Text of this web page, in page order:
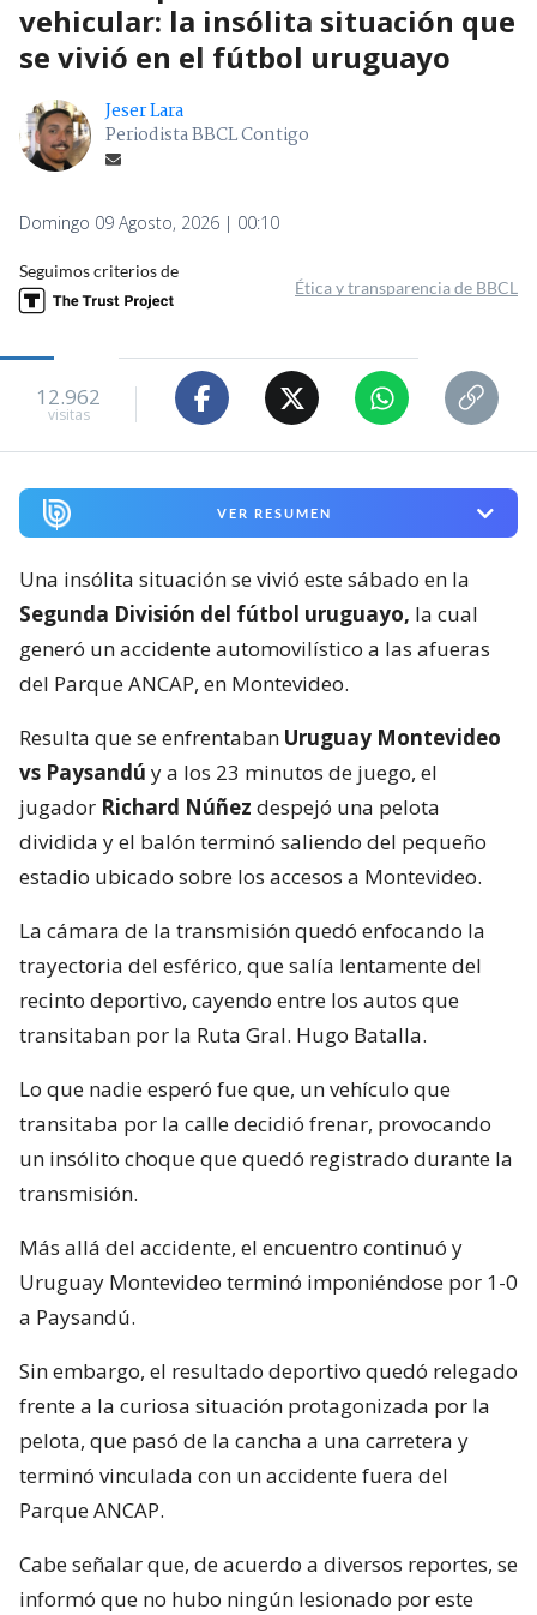
vehicular: la insólita situación que
se vivió en el fútbol uruguayo
Jeser Lara
Periodista BBCL Contigo
Domingo 09 Agosto, 2026 | 00:10
Seguimos criterios de
Ética y transparencia de BBCL
12.962
visitas
VER RESUMEN
Una insólita situación se vivió este sábado en la
Segunda División del fútbol uruguayo, la cual
generó un accidente automovilístico a las afueras
del Parque ANCAP, en Montevideo.
Resulta que se enfrentaban Uruguay Montevideo
vs Paysandú y a los 23 minutos de juego, el
jugador Richard Núñez despejó una pelota
dividida y el balón terminó saliendo del pequeño
estadio ubicado sobre los accesos a Montevideo.
La cámara de la transmisión quedó enfocando la
trayectoria del esférico, que salía lentamente del
recinto deportivo, cayendo entre los autos que
transitaban por la Ruta Gral. Hugo Batalla.
Lo que nadie esperó fue que, un vehículo que
transitaba por la calle decidió frenar, provocando
un insólito choque que quedó registrado durante la
transmisión.
Más allá del accidente, el encuentro continuó y
Uruguay Montevideo terminó imponiéndose por 1-0
a Paysandú.
Sin embargo, el resultado deportivo quedó relegado
frente a la curiosa situación protagonizada por la
pelota, que pasó de la cancha a una carretera y
terminó vinculada con un accidente fuera del
Parque ANCAP.
Cabe señalar que, de acuerdo a diversos reportes, se
informó que no hubo ningún lesionado por este